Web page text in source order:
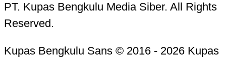
PT. Kupas Bengkulu Media Siber. All Rights
Reserved.
Kupas Bengkulu Sans © 2016 - 2026 Kupas